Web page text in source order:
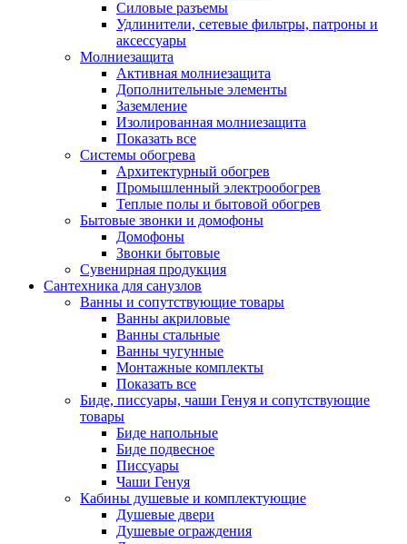
Силовые разъемы
Удлинители, сетевые фильтры, патроны и
аксессуары
Молниезащита
Активная молниезащита
Дополнительные элементы
Заземление
Изолированная молниезащита
Показать все
Системы обогрева
Архитектурный обогрев
Промышленный электрообогрев
Теплые полы и бытовой обогрев
Бытовые звонки и домофоны
Домофоны
Звонки бытовые
Сувенирная продукция
Сантехника для санузлов
Ванны и сопутствующие товары
Ванны акриловые
Ванны стальные
Ванны чугунные
Монтажные комплекты
Показать все
Биде, писсуары, чаши Генуя и сопутствующие
товары
Биде напольные
Биде подвесное
Писсуары
Чаши Генуя
Кабины душевые и комплектующие
Душевые двери
Душевые ограждения